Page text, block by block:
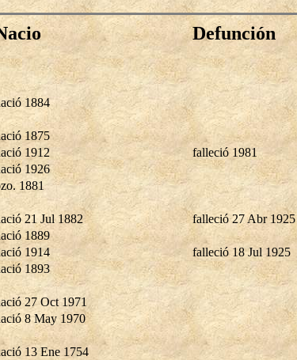
Defunción
1884
1875
1912
falleció 1981
1926
1881
21 Jul 1882
falleció 27 Abr 1925
1889
1914
falleció 18 Jul 1925
1893
27 Oct 1971
8 May 1970
13 Ene 1754